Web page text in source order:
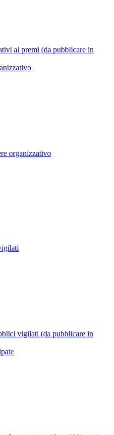
ai premi (da pubblicare in
organizzativo
vigilati (da pubblicare in